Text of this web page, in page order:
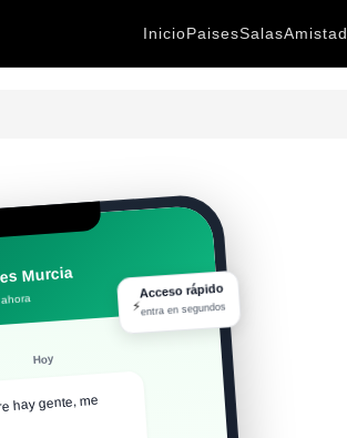
InicioPaisesSalasAmistad
Murcia
Hoy
hay gente, me
⚡
Acceso rápido
entra en segundos